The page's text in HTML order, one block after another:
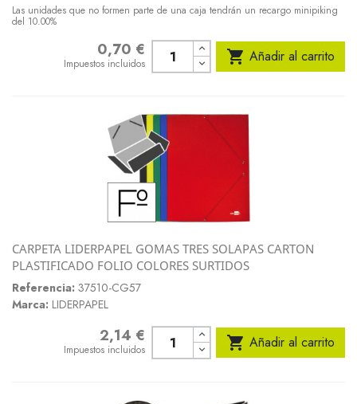
Las unidades que no formen parte de una caja tendrán un recargo minipiking
del 10.00%
0,70 €
Impuestos incluidos  Añadir al carrito
CARPETA LIDERPAPEL GOMAS TRES SOLAPAS CARTON
PLASTIFICADO FOLIO COLORES SURTIDOS
Referencia: 37510-CG57
Marca: LIDERPAPEL
2,14 €
Impuestos incluidos  Añadir al carrito